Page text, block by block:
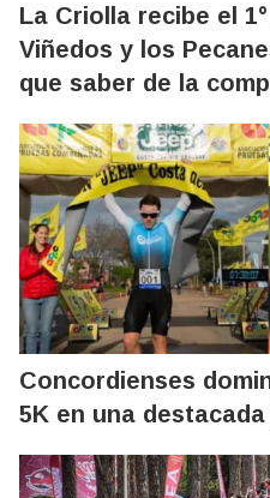
La Criolla recibe el
Viñedos y los
que saber de la
Concordienses
5K en una